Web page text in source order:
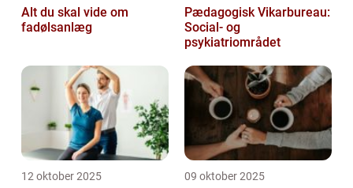
Alt du skal vide om
fadølsanlæg
Pædagogisk Vikarbureau:
Social- og
psykiatriområdet
12 oktober 2025 09 oktober 2025